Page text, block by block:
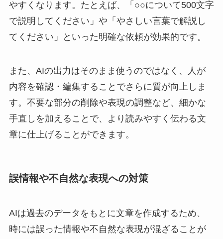
やすくなります。たとえば、「○○について500文字
で説明してください」や「やさしい言葉で解説し
てください」といった明確な依頼が効果的です。
また、AIの出力はそのまま使うのではなく、人が
内容を確認・編集することでさらに質が向上しま
す。不要な部分の削除や表現の調整など、細かな
手直しを加えることで、より読みやすく伝わる文
章に仕上げることができます。
誤情報や不自然な表現への対策
AIは過去のデータをもとに文章を作成するため、
時には誤った情報や不自然な表現が混ざることが